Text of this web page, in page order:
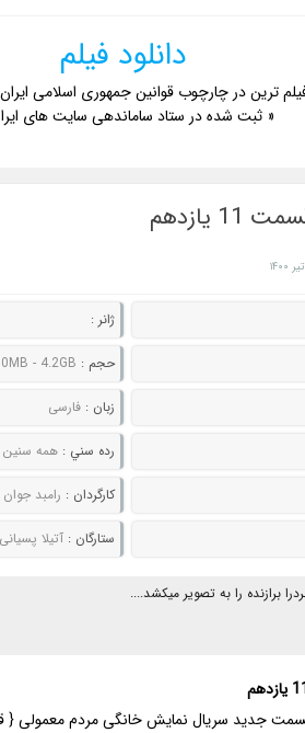
دانلود فیلم
ترین در چارچوب قوانین جمهوری اسلامی
« ثبت شده در ستاد ساماندهی سایت های
ژانر :
حجم : - 4.2GB
زبان :فارسی
رده سني :همه سنین
کارگردان : رامبد جوان
ستارگان :آتیلا
برازنده را به تصویر میکشد....